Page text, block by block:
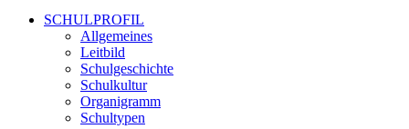
SCHULPROFIL
Allgemeines
Leitbild
Schulgeschichte
Schulkultur
Organigramm
Schultypen